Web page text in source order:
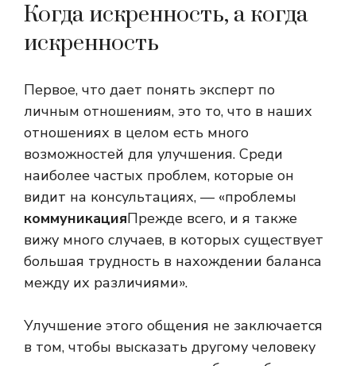
Когда искренность, а когда
искренность
Первое, что дает понять эксперт по
личным отношениям, это то, что в наших
отношениях в целом есть много
возможностей для улучшения. Среди
наиболее частых проблем, которые он
видит на консультациях, — «проблемы
коммуникацияПрежде всего, и я также
вижу много случаев, в которых существует
большая трудность в нахождении баланса
между их различиями».
Улучшение этого общения не заключается
в том, чтобы высказать другому человеку